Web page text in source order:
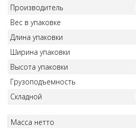
Производитель
Вес в упаковке
Длина упаковки
Ширина упаковки
Высота упаковки
Грузоподъемность
Складной
Масса нетто